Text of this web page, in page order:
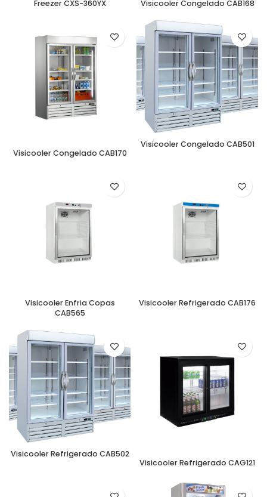
Freezer CXS-360YX Visicooler Congelado CAB168
Visicooler Congelado CAB170
Visicooler Congelado CAB501
Visicooler Enfria Copas
CAB565
Visicooler Refrigerado CAB176
Visicooler Refrigerado CAB502
Visicooler Refrigerado CAG121